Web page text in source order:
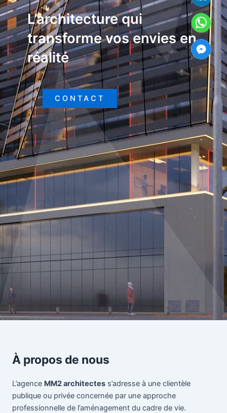
L’architecture qui
transforme vos envies en
réalité
CONTACT
À propos de nous
L’agence MM2 architectes s’adresse à une clientèle
publique ou privée concernée par une approche
professionnelle de l’aménagement du cadre de vie.